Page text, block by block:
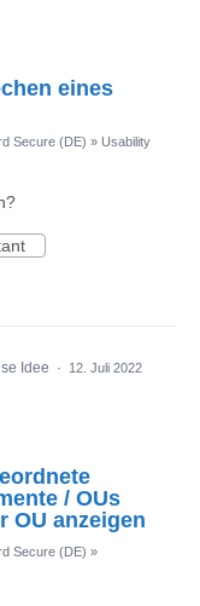
eines
Secure (DE) » Usability
Idee · 12. Juli 2022
/ OUs
OU anzeigen
Secure (DE) »